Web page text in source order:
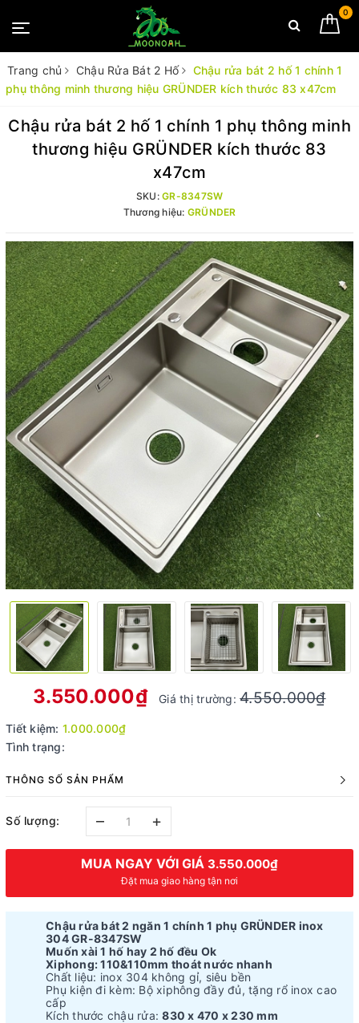
0
Trang chủ Chậu Rửa Bát 2 Hố
Chậu rửa bát 2 hố 1 chính 1
phụ thông minh thương hiệu GRÜNDER kích thước 83 x47cm
Chậu rửa bát 2 hố 1 chính 1 phụ thông minh
thương hiệu GRÜNDER kích thước 83
x47cm
SKU: GR-8347SW
Thương hiệu: GRÜNDER
3.550.000₫ Giá thị trường:4.550.000₫
Tiết kiệm: 1.000.000₫
Tình trạng:
THÔNG SỐ SẢN PHẨM
Số lượng: – +
MUA NGAY VỚI GIÁ 3.550.000₫
Đặt mua giao hàng tận nơi
Chậu rửa bát 2 ngăn 1 chính 1 phụ GRÜNDER inox
304 GR-8347SW
Muốn xài 1 hố hay 2 hố đều Ok
Xiphong: 110&110mm thoát nước nhanh
Chất liệu: inox 304 không gỉ, siêu bền
Phụ kiện đi kèm: Bộ xiphông đầy đủ, tặng rổ inox cao
cấp
Kích thước chậu rửa:830 x 470 x 230 mm